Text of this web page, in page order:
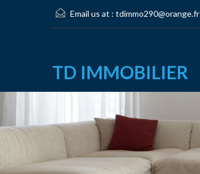
Email us at : tdimmo290@orange.fr
TD IMMOBILIER